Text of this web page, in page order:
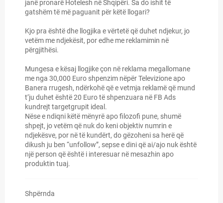
janë pronarë Hotelesh në Shqipëri. Sa do ishit të
gatshëm të më paguanit për këtë llogari?
Kjo pra është dhe llogjika e vërtetë që duhet ndjekur, jo
vetëm me ndjekësit, por edhe me reklamimin në
përgjithësi.
Mungesa e kësaj llogjike çon në reklama megallomane
me nga 30,000 Euro shpenzim nëpër Televizione apo
Banera rrugesh, ndërkohë që e vetmja reklamë që mund
t’ju duhet është 20 Euro të shpenzuara në FB Ads
kundrejt targetgrupit ideal.
Nëse e ndiqni këtë mënyrë apo filozofi pune, shumë
shpejt, jo vetëm që nuk do keni objektiv numrin e
ndjekësve, por në të kundërt, do gëzoheni sa herë që
dikush ju ben “unfollow”, sepse e dini që ai/ajo nuk është
një person që është i interesuar në mesazhin apo
produktin tuaj.
Shpërnda